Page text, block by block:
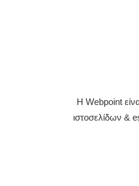
Η Webpoint
ιστοσελίδων &